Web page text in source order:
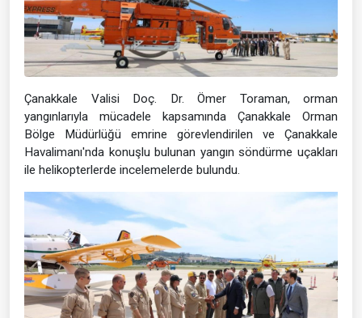
Çanakkale Valisi Doç. Dr. Ömer Toraman, orman
yangınlarıyla mücadele kapsamında Çanakkale Orman
Bölge Müdürlüğü emrine görevlendirilen ve Çanakkale
Havalimanı'nda konuşlu bulunan yangın söndürme uçakları
ile helikopterlerde incelemelerde bulundu.